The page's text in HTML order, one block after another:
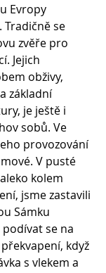
Evropy
se
zvěře pro
Jejich
obživy,
základní
je ještě i
sobů. Ve
provozování
V pusté
kolem
jsme zastavili
Sámku
se na
když
s vlekem a